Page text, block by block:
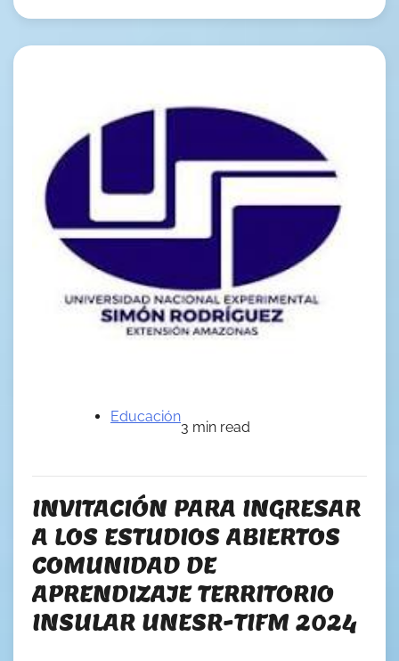
Educación
3 min read
INVITACIÓN PARA INGRESAR
A LOS ESTUDIOS ABIERTOS
COMUNIDAD DE
APRENDIZAJE TERRITORIO
INSULAR UNESR-TIFM 2024